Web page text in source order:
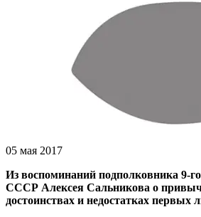
05 мая 2017
Из воспоминаний подполковника 9-
СССР Алексея Сальникова о
достоинствах и недостатках